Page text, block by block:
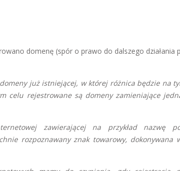
domenę (spór o prawo do dalszego działania
już istniejącej, w której różnica będzie na
celu rejestrowane są domeny zamieniające
zawierającej na przykład nazwę
rozpoznawany znak towarowy, dokonywana